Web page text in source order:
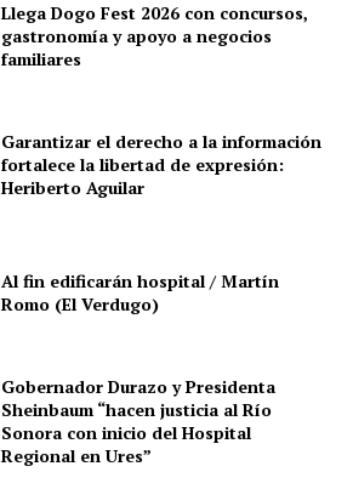
Llega Dogo Fest 2026 con concursos,
gastronomía y apoyo a negocios
familiares
Garantizar el derecho a la información
fortalece la libertad de expresión:
Heriberto Aguilar
Al fin edificarán hospital / Martín
Romo (El Verdugo)
Gobernador Durazo y Presidenta
Sheinbaum “hacen justicia al Río
Sonora con inicio del Hospital
Regional en Ures”